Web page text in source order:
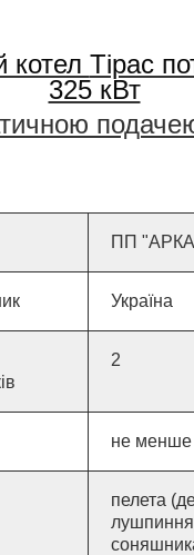
котел Тірас
325 кВт
ПП
Україна
2
не менше
пелета
лушпиння